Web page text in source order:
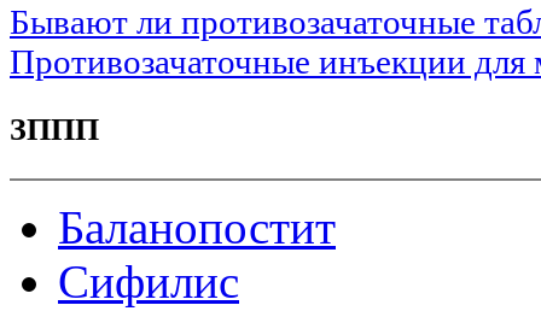
Бывают ли противозачаточные
Противозачаточные инъекции
ЗППП
Баланопостит
Сифилис